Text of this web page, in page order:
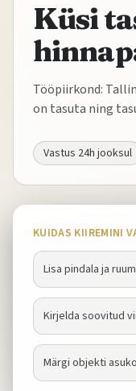
Küsi
Tööpiirkond:
on tasuta ning
Vastus 24h jooksul
KUIDAS KIIREMINI
Lisa pindala ja
Kirjelda soovitud
Märgi objekti